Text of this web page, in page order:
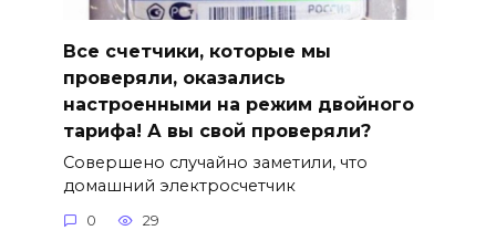
Все счетчики, которые мы
проверяли, оказались
настроенными на режим двойного
тарифа! А вы свой проверяли?
Совершено случайно заметили, что
домашний электросчетчик
0 29